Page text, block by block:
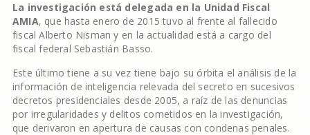
La investigación está delegada en la Unidad Fiscal
AMIA, que hasta enero de 2015 tuvo al frente al fallecido
fiscal Alberto Nisman y en la actualidad está a cargo del
fiscal federal Sebastián Basso.
Este último tiene a su vez tiene bajo su órbita el análisis de la
información de inteligencia relevada del secreto en sucesivos
decretos presidenciales desde 2005, a raíz de las denuncias
por irregularidades y delitos cometidos en la investigación,
que derivaron en apertura de causas con condenas penales.